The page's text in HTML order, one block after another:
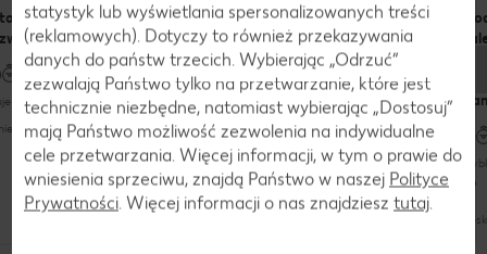
porzeczkowe z bezą
trochę czasu (do 60 minut)
Pączki w wersji mini z
„konfetti”
zajmuje trochę czasu (do 60 minut)
wyrafinowany
Ciasto wiśniowe z blaszki
zajmuje trochę czasu (do 60 minut)
wyrafinowany
statystyk lub wyświetlania spersonalizowanych treści
(reklamowych). Dotyczy to również przekazywania
danych do państw trzecich. Wybierając „Odrzuć“
zezwalają Państwo tylko na przetwarzanie, które jest
technicznie niezbędne, natomiast wybierając „Dostosuj”
mają Państwo możliwość zezwolenia na indywidualne
cele przetwarzania. Więcej informacji, w tym o prawie do
wniesienia sprzeciwu, znajdą Państwo w naszej Polityce
Prywatności. Więcej informacji o nas znajdziesz tutaj.